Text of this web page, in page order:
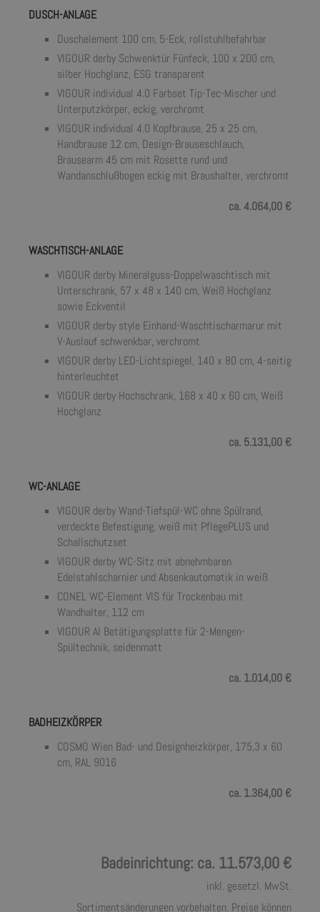
DUSCH-ANLAGE
Duschelement 100 cm, 5-Eck, rollstuhlbefahrbar
VIGOUR derby Schwenktür Fünfeck, 100 x 200 cm,
silber Hochglanz, ESG transparent
VIGOUR individual 4.0 Farbset Tip-Tec-Mischer und
Unterputzkörper, eckig, verchromt
VIGOUR individual 4.0 Kopfbrause, 25 x 25 cm,
Handbrause 12 cm, Design-Brauseschlauch,
Brausearm 45 cm mit Rosette rund und
Wandanschlußbogen eckig mit Braushalter, verchromt
ca. 4.064,00 €
WASCHTISCH-ANLAGE
VIGOUR derby Mineralguss-Doppelwaschtisch mit
Unterschrank, 57 x 48 x 140 cm, Weiß Hochglanz
sowie Eckventil
VIGOUR derby style Einhand-Waschtischarmarur mit
V-Auslauf schwenkbar, verchromt
VIGOUR derby LED-Lichtspiegel, 140 x 80 cm, 4-seitig
hinterleuchtet
VIGOUR derby Hochschrank, 168 x 40 x 60 cm, Weiß
Hochglanz
ca. 5.131,00 €
WC-ANLAGE
VIGOUR derby Wand-Tiefspül-WC ohne Spülrand,
verdeckte Befestigung, weiß mit PflegePLUS und
Schallschutzset
VIGOUR derby WC-Sitz mit abnehmbaren
Edelstahlscharnier und Absenkautomatik in weiß
CONEL WC-Element VIS für Trockenbau mit
Wandhalter, 112 cm
VIGOUR AI Betätigungsplatte für 2-Mengen-
Spültechnik, seidenmatt
ca. 1.014,00 €
BADHEIZKÖRPER
COSMO Wien Bad- und Designheizkörper, 175,3 x 60
cm, RAL 9016
ca. 1.364,00 €
Badeinrichtung: ca. 11.573,00 €
inkl. gesetzl. MwSt.
Sortimentsänderungen vorbehalten. Preise können